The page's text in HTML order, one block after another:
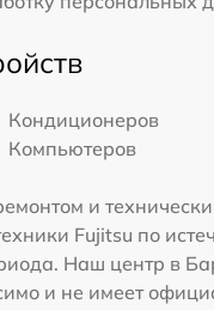
Кондиционеров
Компьютеров
и
Fujitsu по
Наш центр в
и не имеет